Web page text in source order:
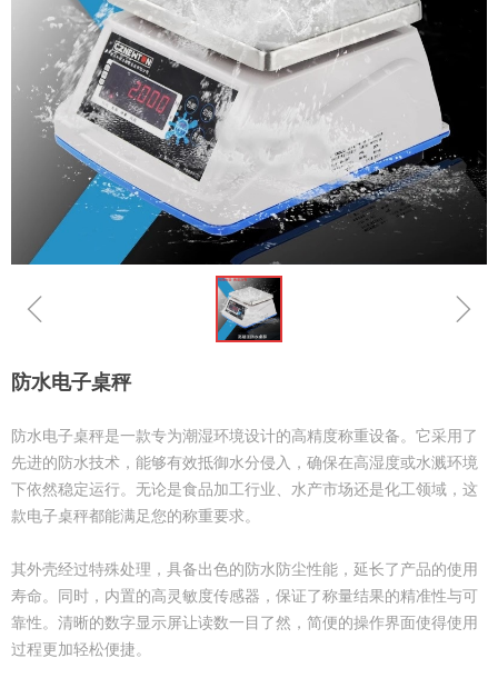
ꁆ ꁇ
防水电子桌秤
防水电子桌秤是一款专为潮湿环境设计的高精度称重设备。它采用了
先进的防水技术，能够有效抵御水分侵入，确保在高湿度或水溅环境
下依然稳定运行。无论是食品加工行业、水产市场还是化工领域，这
款电子桌秤都能满足您的称重要求。
其外壳经过特殊处理，具备出色的防水防尘性能，延长了产品的使用
寿命。同时，内置的高灵敏度传感器，保证了称量结果的精准性与可
靠性。清晰的数字显示屏让读数一目了然，简便的操作界面使得使用
过程更加轻松便捷。